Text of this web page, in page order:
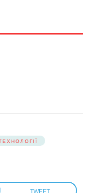
TWEET